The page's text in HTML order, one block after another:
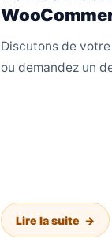
Discutons de
ou demandez un
Lire la suite